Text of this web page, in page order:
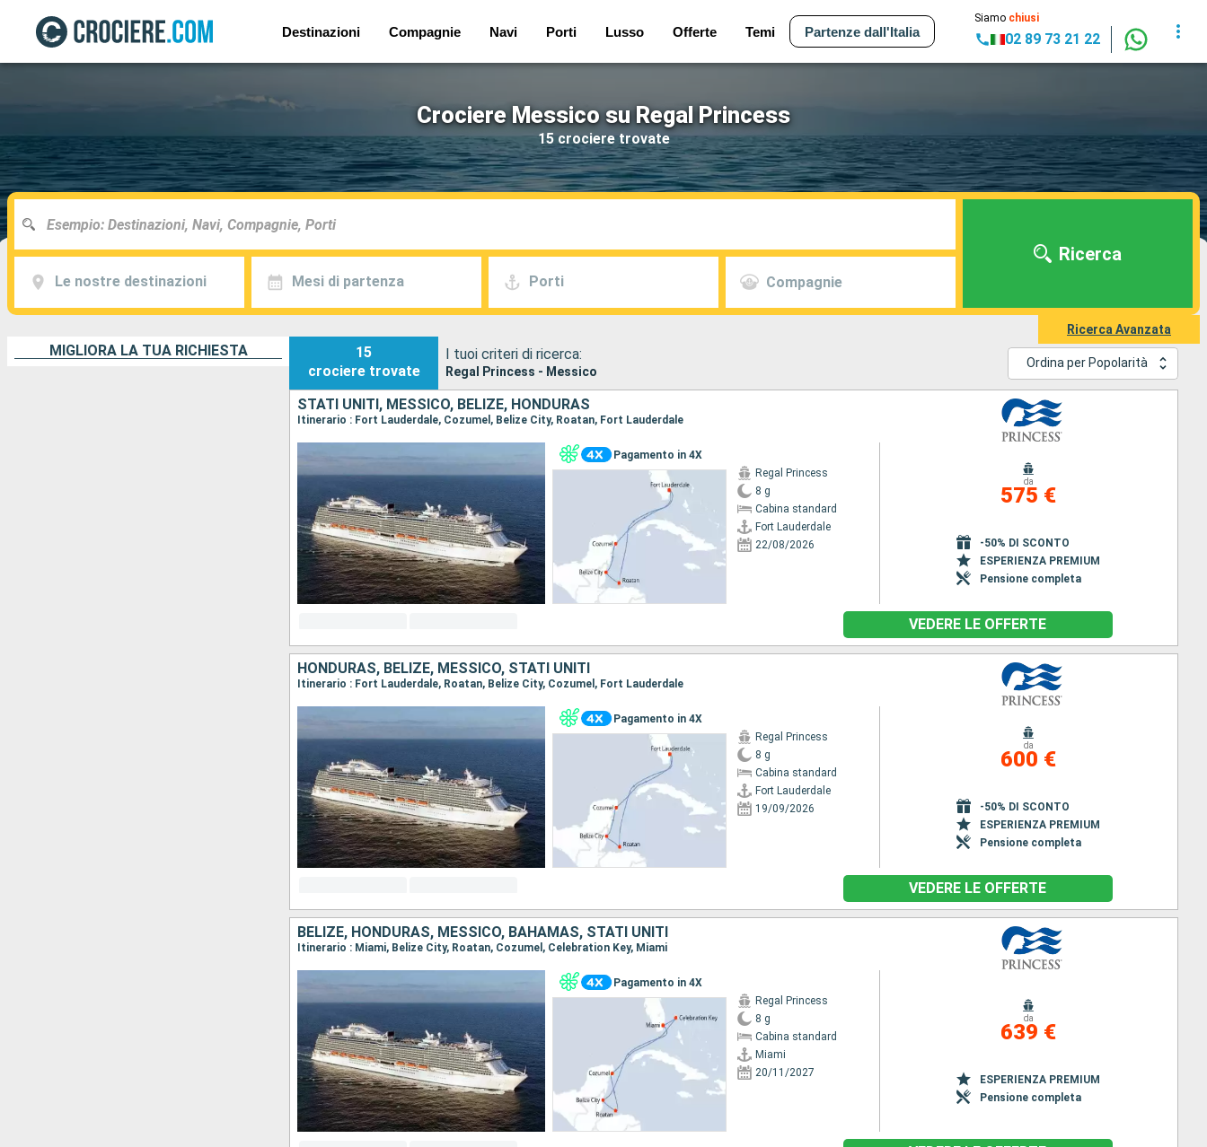
Destinazioni Compagnie Navi Porti Lusso Offerte Temi Partenze dall'Italia
Siamo chiusi
02 89 73 21 22
Crociere Messico su Regal Princess
15 crociere trovate
Le nostre destinazioni Mesi di partenza Porti Compagnie
Ricerca
Ricerca Avanzata
MIGLIORA LA TUA RICHIESTA
15
crociere trovate
I tuoi criteri di ricerca:
Regal Princess - Messico
Ordina per Popolarità
STATI UNITI, MESSICO, BELIZE, HONDURAS
Itinerario : Fort Lauderdale, Cozumel, Belize City, Roatan, Fort Lauderdale
Pagamento in 4X
Regal Princess
8 g
Cabina standard
Fort Lauderdale
22/08/2026
da
575 €
-50% DI SCONTO
ESPERIENZA PREMIUM
Pensione completa
VEDERE LE OFFERTE
HONDURAS, BELIZE, MESSICO, STATI UNITI
Itinerario : Fort Lauderdale, Roatan, Belize City, Cozumel, Fort Lauderdale
Pagamento in 4X
Regal Princess
8 g
Cabina standard
Fort Lauderdale
19/09/2026
da
600 €
-50% DI SCONTO
ESPERIENZA PREMIUM
Pensione completa
VEDERE LE OFFERTE
BELIZE, HONDURAS, MESSICO, BAHAMAS, STATI UNITI
Itinerario : Miami, Belize City, Roatan, Cozumel, Celebration Key, Miami
Pagamento in 4X
Regal Princess
8 g
Cabina standard
Miami
20/11/2027
da
639 €
ESPERIENZA PREMIUM
Pensione completa